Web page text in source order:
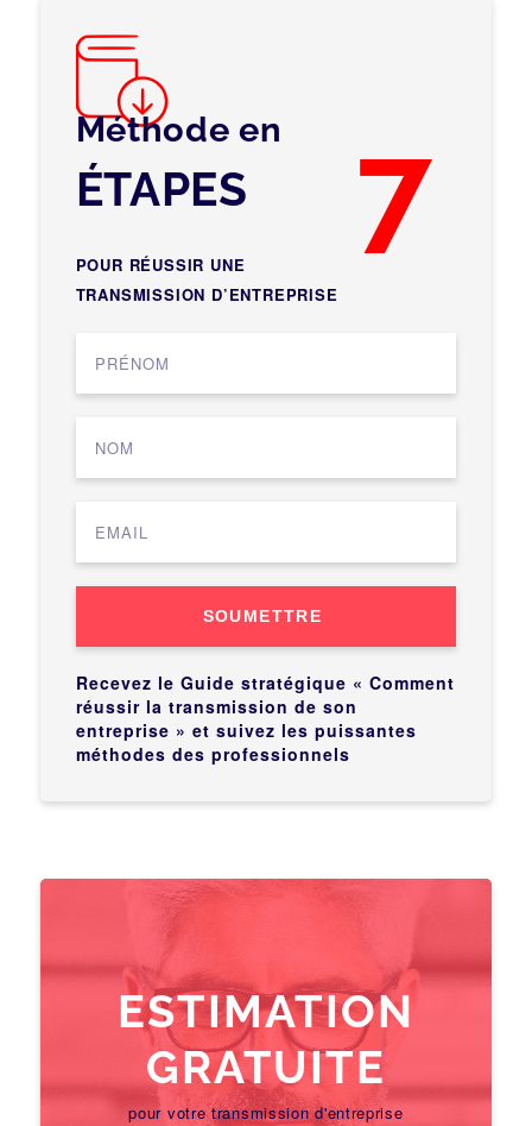
Méthode en 7
ÉTAPES
POUR RÉUSSIR UNE
TRANSMISSION D’ENTREPRISE
SOUMETTRE
Recevez le Guide stratégique « Comment
réussir la transmission de son
entreprise » et suivez les puissantes
méthodes des professionnels
ESTIMATION
GRATUITE
pour votre transmission d'entreprise